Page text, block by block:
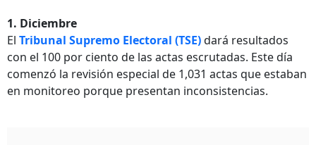
1. Diciembre
El Tribunal Supremo Electoral (TSE)dará resultados
con el 100 por ciento de las actas escrutadas. Este día
comenzó la revisión especial de 1,031 actas que estaban
en monitoreo porque presentan inconsistencias.